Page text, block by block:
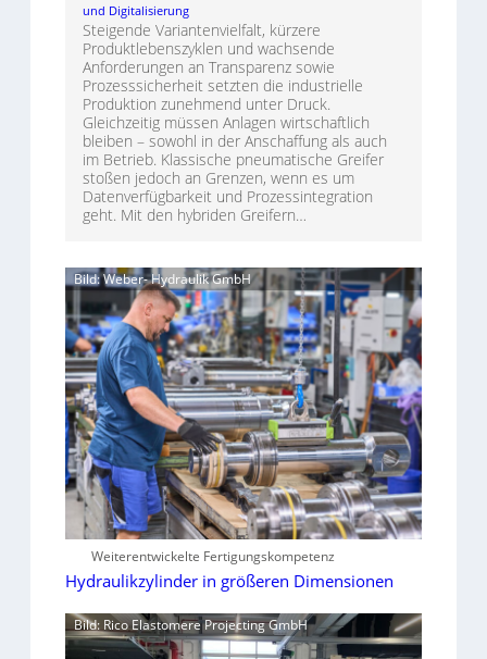
und Digitalisierung
Steigende Variantenvielfalt, kürzere
Produktlebenszyklen und wachsende
Anforderungen an Transparenz sowie
Prozesssicherheit setzten die industrielle
Produktion zunehmend unter Druck.
Gleichzeitig müssen Anlagen wirtschaftlich
bleiben – sowohl in der Anschaffung als auch
im Betrieb. Klassische pneumatische Greifer
stoßen jedoch an Grenzen, wenn es um
Datenverfügbarkeit und Prozessintegration
geht. Mit den hybriden Greifern…
Bild: Weber- Hydraulik GmbH
Weiterentwickelte Fertigungskompetenz
Hydraulikzylinder in größeren Dimensionen
Bild: Rico Elastomere Projecting GmbH